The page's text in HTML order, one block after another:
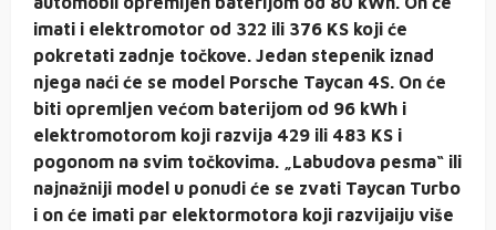
imati i elektromotor od 322 ili 376 KS koji će
pokretati zadnje točkove. Jedan stepenik iznad
njega naći će se model Porsche Taycan 4S. On će
biti opremljen većom baterijom od 96 kWh i
elektromotorom koji razvija 429 ili 483 KS i
pogonom na svim točkovima. „Labudova pesma“ ili
najnažniji model u ponudi će se zvati Taycan Turbo
i on će imati par elektormotora koji razvijaiju više